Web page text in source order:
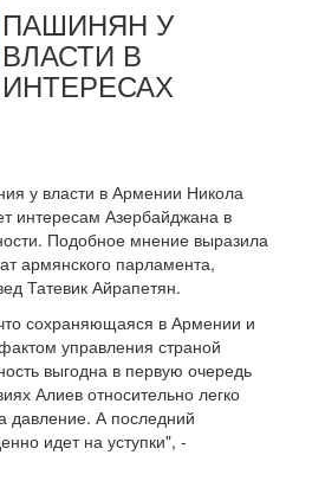
ПАШИНЯН У
ВЛАСТИ В
ИНТЕРЕСАХ
у власти в Армении Никола
интересам Азербайджана в
Подобное мнение выразила
армянского парламента,
Татевик Айрапетян.
сохраняющаяся в Армении и
управления страной
выгодна в первую очередь
Алиев относительно легко
давление. А последний
идет на уступки", -